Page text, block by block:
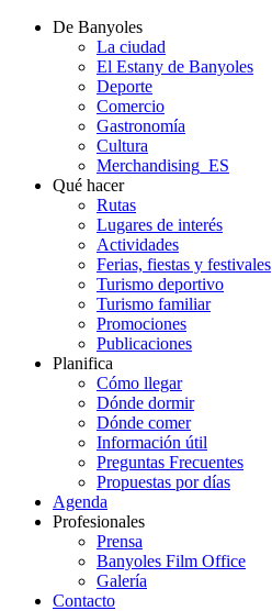
De Banyoles
La ciudad
El Estany de Banyoles
Deporte
Comercio
Gastronomía
Cultura
Merchandising_ES
Qué hacer
Rutas
Lugares de interés
Actividades
Ferias, fiestas y festivales
Turismo deportivo
Turismo familiar
Promociones
Publicaciones
Planifica
Cómo llegar
Dónde dormir
Dónde comer
Información útil
Preguntas Frecuentes
Propuestas por días
Agenda
Profesionales
Prensa
Banyoles Film Office
Galería
Contacto